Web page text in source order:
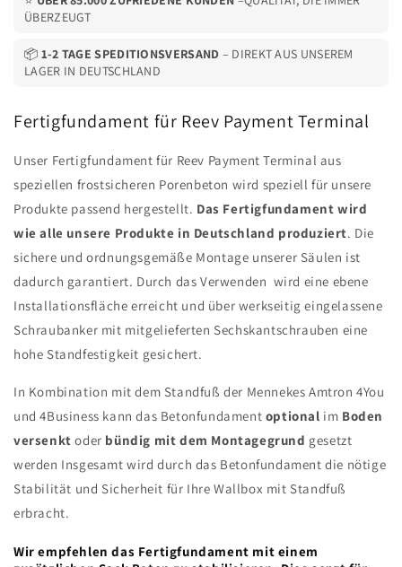
ÜBERZEUGT
📦 1-2 TAGE SPEDITIONSVERSAND – DIREKT AUS UNSEREM
LAGER IN DEUTSCHLAND
Fertigfundament für Reev Payment Terminal
Unser Fertigfundament für Reev Payment Terminal aus
speziellen frostsicheren Porenbeton wird speziell für unsere
Produkte passend hergestellt. Das Fertigfundament wird
wie alle unsere Produkte in Deutschland produziert. Die
sichere und ordnungsgemäße Montage unserer Säulen ist
dadurch garantiert. Durch das Verwenden wird eine ebene
Installationsfläche erreicht und über werkseitig eingelassene
Schraubanker mit mitgelieferten Sechskantschrauben eine
hohe Standfestigkeit gesichert.
In Kombination mit dem Standfuß der Mennekes Amtron 4You
und 4Business kann das Betonfundament optional im Boden
versenkt oder bündig mit dem Montagegrund gesetzt
werden Insgesamt wird durch das Betonfundament die nötige
Stabilität und Sicherheit für Ihre Wallbox mit Standfuß
erbracht.
Wir empfehlen das Fertigfundament mit einem